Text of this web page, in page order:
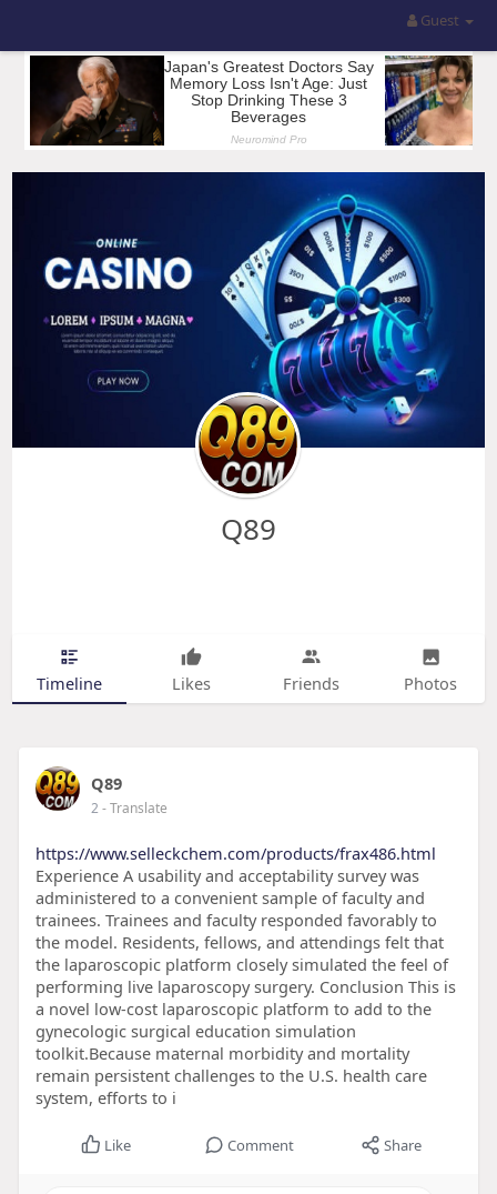
Guest
Q89
Timeline Likes Friends Photos
Q89
2- Translate
https://www.selleckchem.com/products/frax486.html
Experience A usability and acceptability survey was
administered to a convenient sample of faculty and
trainees. Trainees and faculty responded favorably to
the model. Residents, fellows, and attendings felt that
the laparoscopic platform closely simulated the feel of
performing live laparoscopy surgery. Conclusion This is
a novel low-cost laparoscopic platform to add to the
gynecologic surgical education simulation
toolkit.Because maternal morbidity and mortality
remain persistent challenges to the U.S. health care
system, efforts to i
Like Comment Share